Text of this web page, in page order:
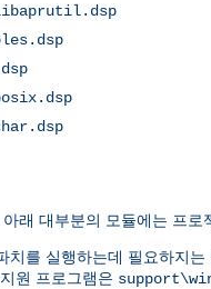
래 대부분의 모듈에는 프로
치를 실행하는데 필요하지
원 프로그램은